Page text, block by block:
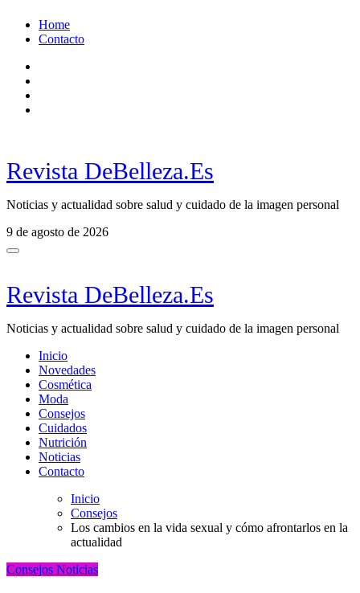
Home
Contacto
Revista DeBelleza.Es
Noticias y actualidad sobre salud y cuidado de la imagen personal
9 de agosto de 2026
Revista DeBelleza.Es
Noticias y actualidad sobre salud y cuidado de la imagen personal
Inicio
Novedades
Cosmética
Moda
Consejos
Cuidados
Nutrición
Noticias
Contacto
Inicio
Consejos
Los cambios en la vida sexual y cómo afrontarlos en la
actualidad
Consejos Noticias